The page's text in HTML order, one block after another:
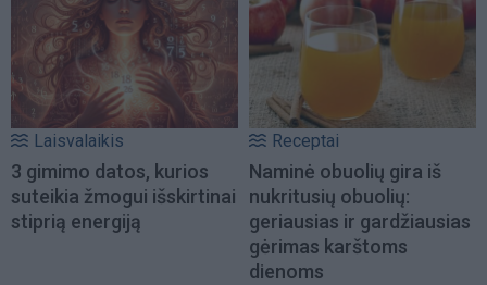
Laisvalaikis
3 gimimo datos, kurios
suteikia žmogui išskirtinai
stiprią energiją
Receptai
Naminė obuolių gira iš
nukritusių obuolių:
geriausias ir gardžiausias
gėrimas karštoms
dienoms